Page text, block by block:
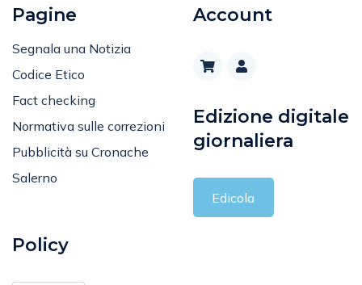
Codice Etico
Fact checking
Normativa sulle correzioni
Pubblicità su Cronache
Salerno
giornaliera
Edicola